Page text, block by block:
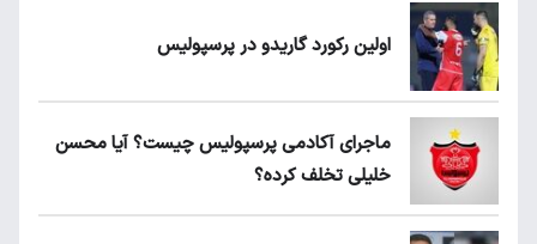
اولین رکورد گاریدو در پرسپولیس
ماجرای آکادمی پرسپولیس چیست؟ آیا محسن
خلیلی تخلف کرده؟